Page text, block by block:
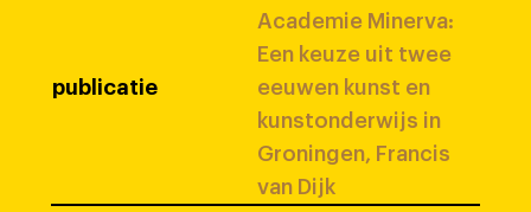
publicatie
Academie Minerva:
Een keuze uit twee
eeuwen kunst en
kunstonderwijs in
Groningen, Francis
van Dijk